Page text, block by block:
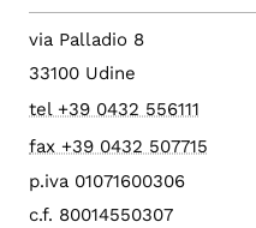
via Palladio 8
33100 Udine
tel +39 0432 556111
fax +39 0432 507715
p.iva 01071600306
c.f. 80014550307